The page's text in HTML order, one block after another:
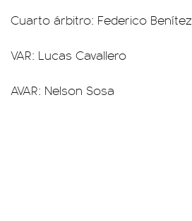
Cuarto árbitro: Federico Benítez
VAR: Lucas Cavallero
AVAR: Nelson Sosa